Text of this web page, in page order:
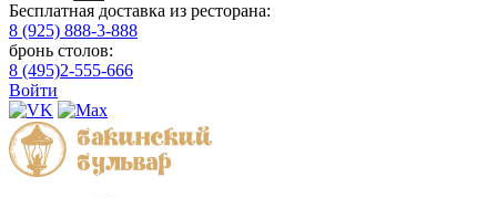
Бесплатная доставка из ресторана:
8 (925) 888-3-888
бронь столов:
8 (495)2-555-666
Войти